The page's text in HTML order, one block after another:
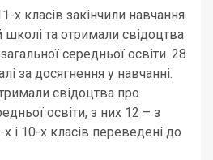
х класів закінчили навчання
школі та отримали свідоцтва
середньої освіти. 28
за досягнення у навчанні.
свідоцтва про
освіти, з них 12 – з
х і 10-х класів переведені до